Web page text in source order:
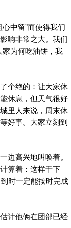
中留”而使得我们
响非常之大。我们
家为何吃油饼，我
个绝的：让大家休
休息，但天气很好
里人来说，周末休
好事。大家立刻到
边高兴地叫唤着。
算着：这样干下
时一定能按时完成
计他俩在团部已经